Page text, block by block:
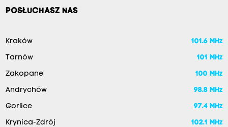
POSŁUCHASZ NAS
Kraków 101.6 MHz
Tarnów 101 MHz
Zakopane 100 MHz
Andrychów 98.8 MHz
Gorlice 97.4 MHz
Krynica-Zdrój 102.1 MHz